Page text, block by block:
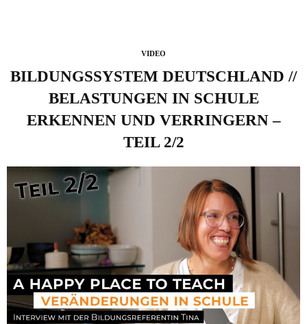
VIDEO
BILDUNGSSYSTEM DEUTSCHLAND //
BELASTUNGEN IN SCHULE
ERKENNEN UND VERRINGERN –
TEIL 2/2